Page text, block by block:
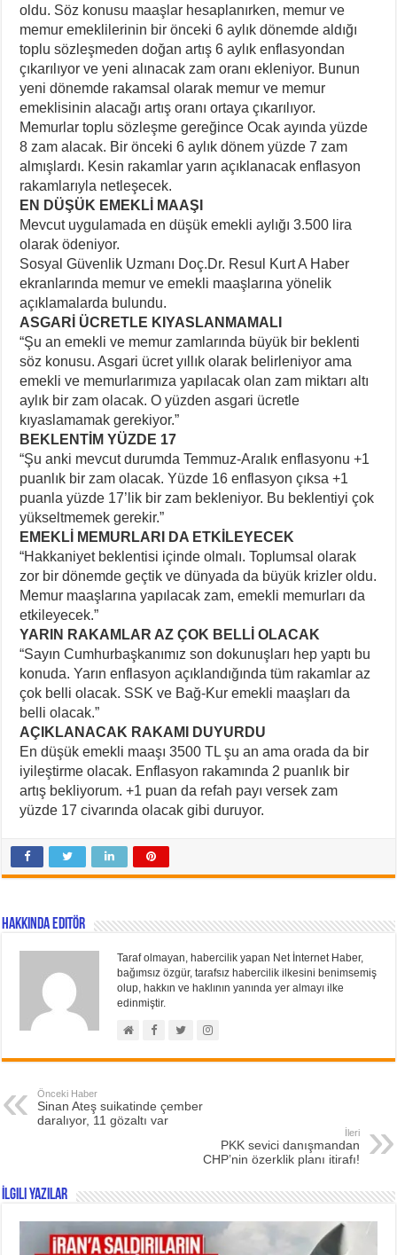
oldu. Söz konusu maaşlar hesaplanırken, memur ve
memur emeklilerinin bir önceki 6 aylık dönemde aldığı
toplu sözleşmeden doğan artış 6 aylık enflasyondan
çıkarılıyor ve yeni alınacak zam oranı ekleniyor. Bunun
yeni dönemde rakamsal olarak memur ve memur
emeklisinin alacağı artış oranı ortaya çıkarılıyor.
Memurlar toplu sözleşme gereğince Ocak ayında yüzde
8 zam alacak. Bir önceki 6 aylık dönem yüzde 7 zam
almışlardı. Kesin rakamlar yarın açıklanacak enflasyon
rakamlarıyla netleşecek.
EN DÜŞÜK EMEKLİ MAAŞI
Mevcut uygulamada en düşük emekli aylığı 3.500 lira
olarak ödeniyor.
Sosyal Güvenlik Uzmanı Doç.Dr. Resul Kurt A Haber
ekranlarında memur ve emekli maaşlarına yönelik
açıklamalarda bulundu.
ASGARİ ÜCRETLE KIYASLANMAMALI
“Şu an emekli ve memur zamlarında büyük bir beklenti
söz konusu. Asgari ücret yıllık olarak belirleniyor ama
emekli ve memurlarımıza yapılacak olan zam miktarı altı
aylık bir zam olacak. O yüzden asgari ücretle
kıyaslamamak gerekiyor.”
BEKLENTİM YÜZDE 17
“Şu anki mevcut durumda Temmuz-Aralık enflasyonu +1
puanlık bir zam olacak. Yüzde 16 enflasyon çıksa +1
puanla yüzde 17’lik bir zam bekleniyor. Bu beklentiyi çok
yükseltmemek gerekir.”
EMEKLİ MEMURLARI DA ETKİLEYECEK
“Hakkaniyet beklentisi içinde olmalı. Toplumsal olarak
zor bir dönemde geçtik ve dünyada da büyük krizler oldu.
Memur maaşlarına yapılacak zam, emekli memurları da
etkileyecek.”
YARIN RAKAMLAR AZ ÇOK BELLİ OLACAK
“Sayın Cumhurbaşkanımız son dokunuşları hep yaptı bu
konuda. Yarın enflasyon açıklandığında tüm rakamlar az
çok belli olacak. SSK ve Bağ-Kur emekli maaşları da
belli olacak.”
AÇIKLANACAK RAKAMI DUYURDU
En düşük emekli maaşı 3500 TL şu an ama orada da bir
iyileştirme olacak. Enflasyon rakamında 2 puanlık bir
artış bekliyorum. +1 puan da refah payı versek zam
yüzde 17 civarında olacak gibi duruyor.
Hakkında Editör
Taraf olmayan, habercilik yapan Net İnternet Haber,
bağımsız özgür, tarafsız habercilik ilkesini benimsemiş
olup, hakkın ve haklının yanında yer almayı ilke
edinmiştir.
Önceki Haber
Sinan Ateş suikatinde çember
daralıyor, 11 gözaltı var
İleri
PKK sevici danışmandan
CHP’nin özerklik planı itirafı!
İlgili Yazılar